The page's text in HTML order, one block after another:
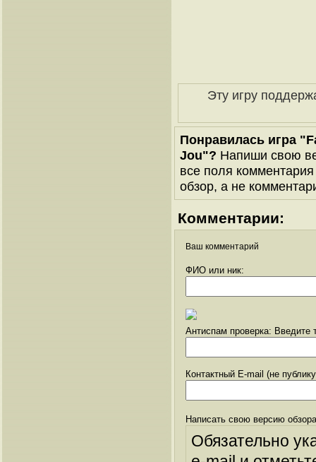
Эту игру
Понравилась игра
Jou"? Напиши свою
все поля комментария
обзор, а не
Комментарии:
Ваш комментарий
ФИО или ник:
Антиспам проверка: Введите
Контактный E-mail (не
Написать свою версию
Обязательно